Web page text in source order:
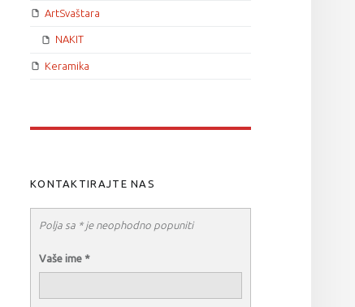
ArtSvaštara
NAKIT
Keramika
KONTAKTIRAJTE NAS
Polja sa * je neophodno popuniti
Vaše ime *